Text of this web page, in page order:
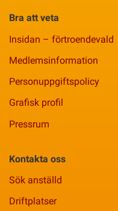
Bra att veta
Insidan – förtroendevald
Medlemsinformation
Personuppgiftspolicy
Grafisk profil
Pressrum
Kontakta oss
Sök anställd
Driftplatser